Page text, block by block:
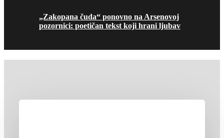
„Zakopana čuda“ ponovno na Arsenovoj
pozornici: poetičan tekst koji hrani ljubav